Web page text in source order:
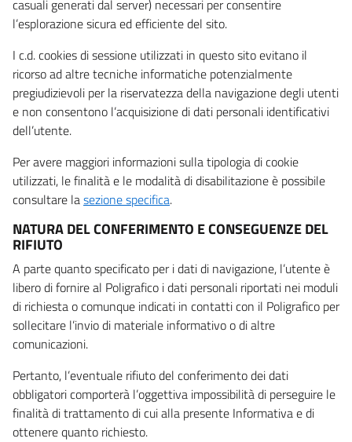
casuali generati dal server) necessari per consentire
l’esplorazione sicura ed efficiente del sito.
I c.d. cookies di sessione utilizzati in questo sito evitano il
ricorso ad altre tecniche informatiche potenzialmente
pregiudizievoli per la riservatezza della navigazione degli utenti
e non consentono l’acquisizione di dati personali identificativi
dell’utente.
Per avere maggiori informazioni sulla tipologia di cookie
utilizzati, le finalità e le modalità di disabilitazione è possibile
consultare lasezione specifica.
NATURA DEL CONFERIMENTO E CONSEGUENZE DEL
RIFIUTO
A parte quanto specificato per i dati di navigazione, l’utente è
libero di fornire al Poligrafico i dati personali riportati nei moduli
di richiesta o comunque indicati in contatti con il Poligrafico per
sollecitare l’invio di materiale informativo o di altre
comunicazioni.
Pertanto, l’eventuale rifiuto del conferimento dei dati
obbligatori comporterà l’oggettiva impossibilità di perseguire le
finalità di trattamento di cui alla presente Informativa e di
ottenere quanto richiesto.